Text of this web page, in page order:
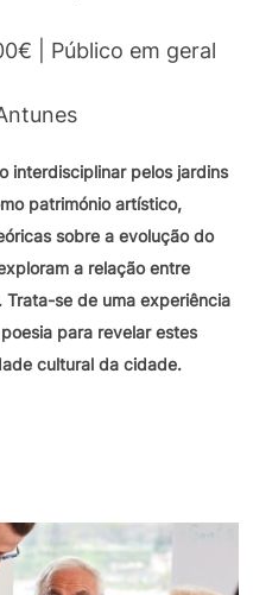
| Público em geral
interdisciplinar pelos jardins
património artístico,
sobre a evolução do
a relação entre
se de uma experiência
para revelar estes
cultural da cidade.